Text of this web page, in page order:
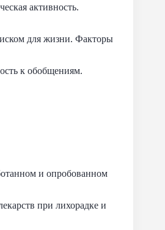
активность.
для жизни. Факторы
к обобщениям.
и опробованном
при лихорадке и